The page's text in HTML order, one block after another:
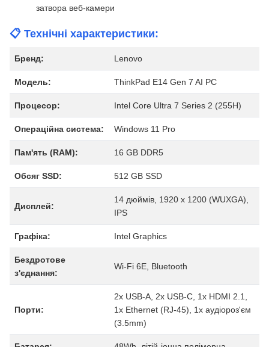
затвора веб-камери
📋 Технічні характеристики:
Бренд: Lenovo
Модель: ThinkPad E14 Gen 7 AI PC
Процесор: Intel Core Ultra 7 Series 2 (255H)
Операційна система: Windows 11 Pro
Пам'ять (RAM): 16 GB DDR5
Обсяг SSD: 512 GB SSD
Дисплей:
14 дюймів, 1920 x 1200 (WUXGA),
IPS
Графіка: Intel Graphics
Бездротове
з'єднання:
Wi-Fi 6E, Bluetooth
Порти:
2x USB-A, 2x USB-C, 1x HDMI 2.1,
1x Ethernet (RJ-45), 1x аудіороз'єм
(3.5mm)